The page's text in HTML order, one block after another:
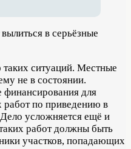
в серьёзные
ситуаций. Местные
не в состоянии.
финансирования для
работ по приведению в
усложняется ещё и
работ должны быть
участков, попадающих